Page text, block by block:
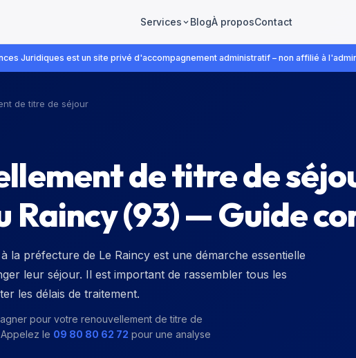
Services BlogÀ proposContact
Juridiques est un site privé d'accompagnement administratif – non affilié à
de titre de séjour
de titre de
Raincy (93) — Guide
la préfecture de Le Raincy est une démarche essentielle
leur séjour. Il est important de rassembler tous les
les délais de traitement.
pour votre renouvellement de titre de
le 09 80 80 62 72 pour une analyse